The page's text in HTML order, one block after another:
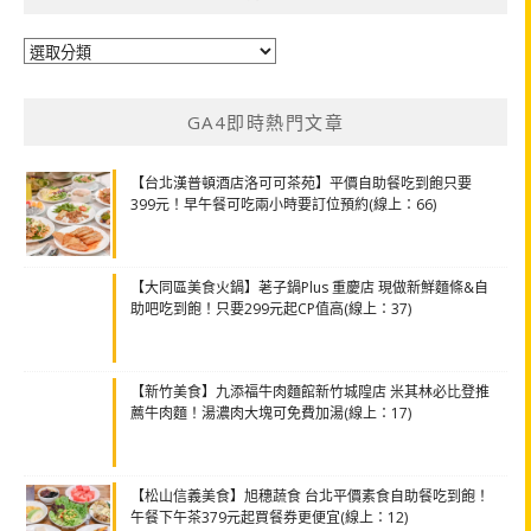
分
GA4即時熱門文章
【台北漢普頓酒店洛可可茶苑】平價自助餐吃到飽只要
399元！早午餐可吃兩小時要訂位預約(線上：66)
【大同區美食火鍋】荖子鍋Plus 重慶店 現做新鮮麵條&自
助吧吃到飽！只要299元起CP值高(線上：37)
【新竹美食】九添福牛肉麵館新竹城隍店 米其林必比登推
薦牛肉麵！湯濃肉大塊可免費加湯(線上：17)
【松山信義美食】旭穗蔬食 台北平價素食自助餐吃到飽！
午餐下午茶379元起買餐券更便宜(線上：12)